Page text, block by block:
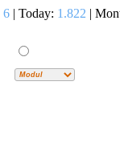
6 | Today: 1.822 |